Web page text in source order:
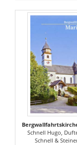
Schnell Hugo,
Schnell &